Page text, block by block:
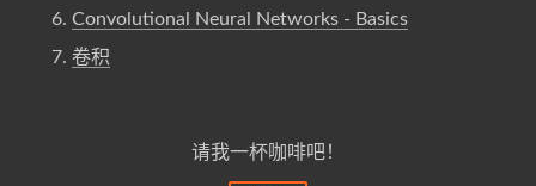
Convolutional Neural Networks - Basics
卷积
请我一杯咖啡吧！